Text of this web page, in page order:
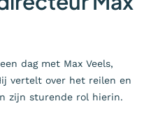
dag met Max Veels,
vertelt over het reilen en
zijn sturende rol hierin.